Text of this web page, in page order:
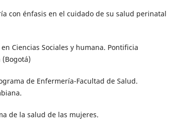
con énfasis en el cuidado de su salud perinatal
Ciencias Sociales y humana. Pontificia
(Bogotá)
de Enfermería-Facultad de Salud.
de la salud de las mujeres.